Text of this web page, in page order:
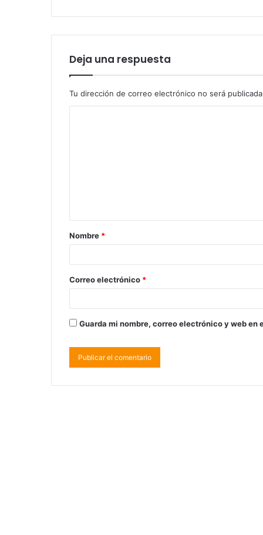
Deja una respuesta
Tu dirección de correo electrónico no será
Nombre *
Correo electrónico *
Guarda mi nombre, correo electrónico y web en